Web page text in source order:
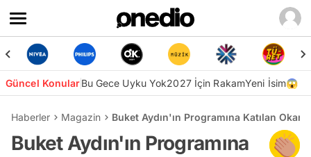
Güncel KonularBu Gece Uyku Yok2027 İçin RakamYeni İsim😱
Haberler Magazin Buket Aydın'ın Programına Katılan
Buket Aydın'ın Programına